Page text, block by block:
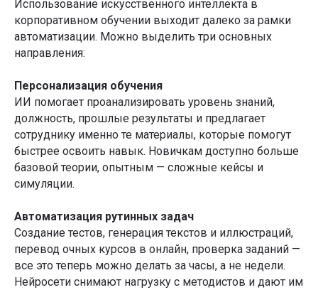
Использование искусственного интеллекта в
корпоративном обучении выходит далеко за рамки
автоматизации. Можно выделить три основных
направления:
Персонализация обучения
ИИ помогает проанализировать уровень знаний,
должность, прошлые результаты и предлагает
сотруднику именно те материалы, которые помогут
быстрее освоить навык. Новичкам доступно больше
базовой теории, опытным — сложные кейсы и
симуляции.
Автоматизация рутинных задач
Создание тестов, генерация текстов и иллюстраций,
перевод очных курсов в онлайн, проверка заданий —
все это теперь можно делать за часы, а не недели.
Нейросети снимают нагрузку с методистов и дают им